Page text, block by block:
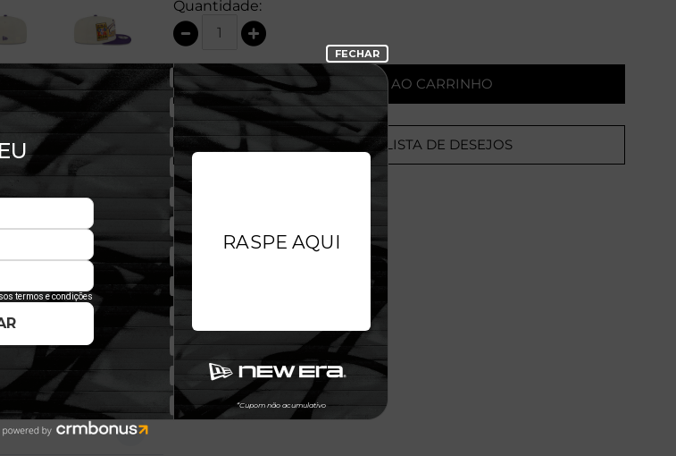
e aba levemente
que consolidou a
confortável. Uma
do streetwear.
Quantidade:
ADICIONAR AO CARRINHO
ADICIONAR A LISTA DE DESEJOS